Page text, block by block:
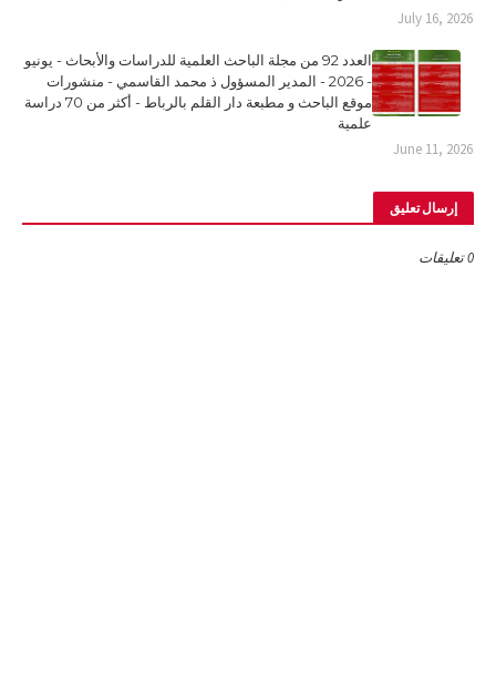
July 16, 2026
العدد 92 من مجلة الباحث العلمية للدراسات والأبحاث - يونيو
- 2026 - المدير المسؤول ذ محمد القاسمي - منشورات
موقع الباحث و مطبعة دار القلم بالرباط - أكثر من 70 دراسة
علمية
June 11, 2026
إرسال تعليق
0 تعليقات